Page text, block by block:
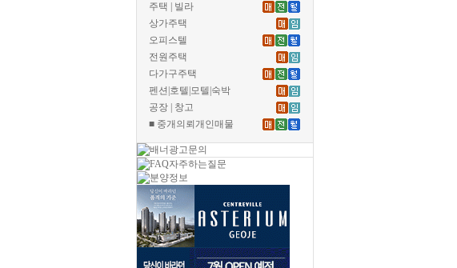
주택 | 빌라
상가주택
오피스텔
전원주택
다가구주택
펜션|호텔|모텔|숙박
공장 | 창고
■ 중개의뢰개인매물